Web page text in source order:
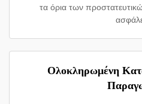
τα όρια των
Ολοκληρωμένη